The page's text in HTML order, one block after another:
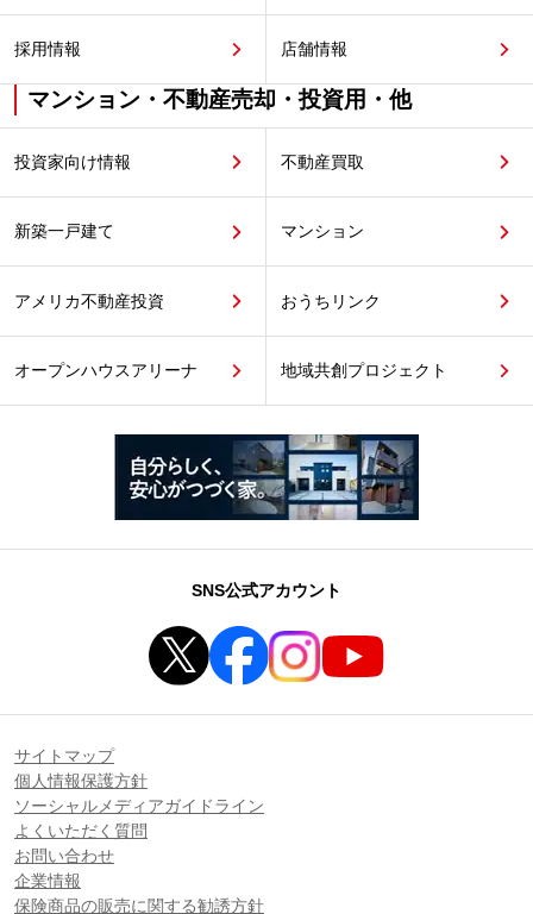
採用情報 店舗情報
マンション・不動産売却・投資用・他
投資家向け情報 不動産買取
新築一戸建て マンション
アメリカ不動産投資 おうちリンク
オープンハウスアリーナ 地域共創プロジェクト
SNS公式アカウント
サイトマップ
個人情報保護方針
ソーシャルメディアガイドライン
よくいただく質問
お問い合わせ
企業情報
保険商品の販売に関する勧誘方針